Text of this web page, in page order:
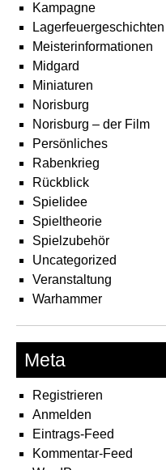
Kampagne
Lagerfeuergeschichten
Meisterinformationen
Midgard
Miniaturen
Norisburg
Norisburg – der Film
Persönliches
Rabenkrieg
Rückblick
Spielidee
Spieltheorie
Spielzubehör
Uncategorized
Veranstaltung
Warhammer
Meta
Registrieren
Anmelden
Eintrags-Feed
Kommentar-Feed